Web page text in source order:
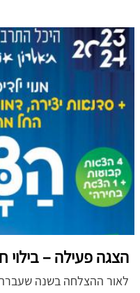
הצגה פעילה – בילוי
לאור ההצלחה בשנה שעברה